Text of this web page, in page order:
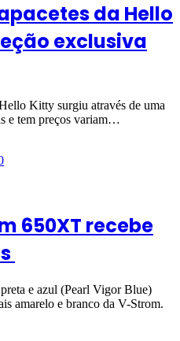
da Hello
exclusiva
Kitty surgiu através de uma
e tem preços variam…
650XT recebe
e azul (Pearl Vigor Blue)
amarelo e branco da V-Strom.